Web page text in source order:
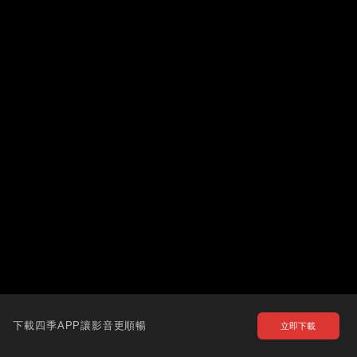
下載四季APP讓影音更順暢 立即下載